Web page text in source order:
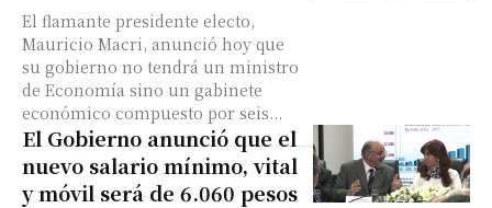
El flamante presidente electo,
Mauricio Macri, anunció hoy que
su gobierno no tendrá un ministro
de Economía sino un gabinete
económico compuesto por seis...
El Gobierno anunció que el
nuevo salario mínimo, vital
y móvil será de 6.060 pesos